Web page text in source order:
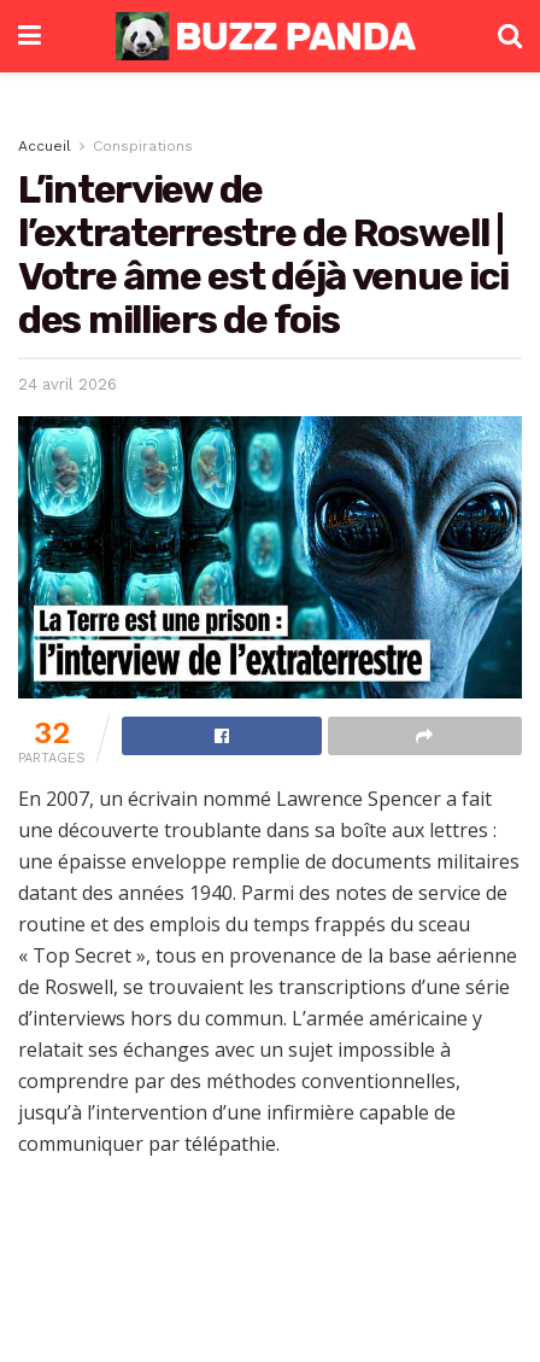
Accueil Conspirations
L’interview de
l’extraterrestre de Roswell |
Votre âme est déjà venue ici
des milliers de fois
24 avril 2026
32
PARTAGES
En 2007, un écrivain nommé Lawrence Spencer a fait
une découverte troublante dans sa boîte aux lettres :
une épaisse enveloppe remplie de documents militaires
datant des années 1940. Parmi des notes de service de
routine et des emplois du temps frappés du sceau
« Top Secret », tous en provenance de la base aérienne
de Roswell, se trouvaient les transcriptions d’une série
d’interviews hors du commun. L’armée américaine y
relatait ses échanges avec un sujet impossible à
comprendre par des méthodes conventionnelles,
jusqu’à l’intervention d’une infirmière capable de
communiquer par télépathie.